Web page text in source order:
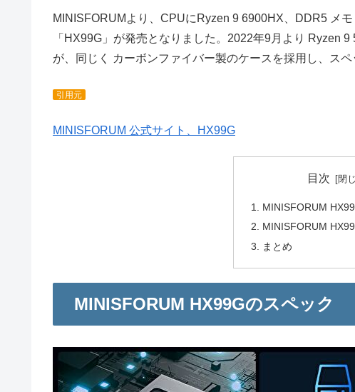
MINISFORUMより、CPUにRyzen 9 6900HX、DDR5 メ
「HX99G」が発売となりました。2022年9月より Ryzen
が、同じく カーボンファイバー製のケースを採用し、スペ
引用元
MINISFORUM 公式サイト、HX99G
目次
MINISFORUM
MINISFORUM
まとめ
MINISFORUM HX99Gのスペック